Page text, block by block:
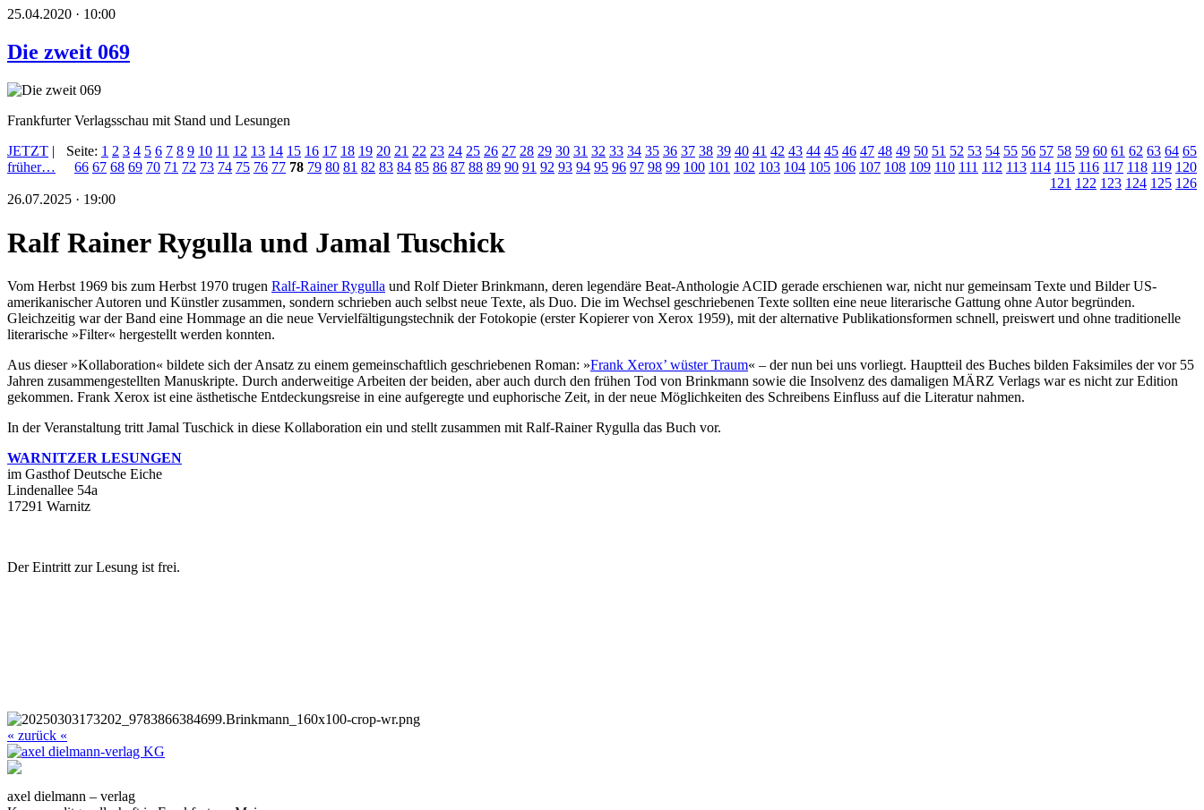
25.04.2020 · 10:00
Die zweit 069
Frankfurter Verlagsschau mit Stand und Lesungen
JETZT |
früher…
Seite: 1 2 3 4 5 6 7 8 9 10 11 12 13 14 15 16 17 18 19 20 21 22 23 24 25 26 27 28 29 30 31 32 33 34 35 36 37 38 39 40 41 42 43 44 45 46 47 48 49 50 51 52 53 54 55 56 57 58 59 60 61 62 63 64 65
66 67 68 69 70 71 72 73 74 75 76 77 78 79 80 81 82 83 84 85 86 87 88 89 90 91 92 93 94 95 96 97 98 99 100 101 102 103 104 105 106 107 108 109 110 111 112 113 114 115 116 117 118 119 120
121 122 123 124 125 126
26.07.2025 · 19:00
Ralf Rainer Rygulla und Jamal Tuschick
Vom Herbst 1969 bis zum Herbst 1970 trugen Ralf-Rainer Rygulla und Rolf Dieter Brinkmann, deren legendäre Beat-Anthologie ACID gerade erschienen war, nicht nur gemeinsam Texte und Bilder US-
amerikanischer Autoren und Künstler zusammen, sondern schrieben auch selbst neue Texte, als Duo. Die im Wechsel geschriebenen Texte sollten eine neue literarische Gattung ohne Autor begründen.
Gleichzeitig war der Band eine Hommage an die neue Vervielfältigungstechnik der Fotokopie (erster Kopierer von Xerox 1959), mit der alternative Publikationsformen schnell, preiswert und ohne traditionelle
literarische »Filter« hergestellt werden konnten.
Aus dieser »Kollaboration« bildete sich der Ansatz zu einem gemeinschaftlich geschriebenen Roman: »Frank Xerox’ wüster Traum« – der nun bei uns vorliegt. Hauptteil des Buches bilden Faksimiles der vor 55
Jahren zusammengestellten Manuskripte. Durch anderweitige Arbeiten der beiden, aber auch durch den frühen Tod von Brinkmann sowie die Insolvenz des damaligen MÄRZ Verlags war es nicht zur Edition
gekommen. Frank Xerox ist eine ästhetische Entdeckungsreise in eine aufgeregte und euphorische Zeit, in der neue Möglichkeiten des Schreibens Einfluss auf die Literatur nahmen.
In der Veranstaltung tritt Jamal Tuschick in diese Kollaboration ein und stellt zusammen mit Ralf-Rainer Rygulla das Buch vor.
WARNITZER LESUNGEN
im Gasthof Deutsche Eiche
Lindenallee 54a
17291 Warnitz
Der Eintritt zur Lesung ist frei.
« zurück «
axel dielmann – verlag